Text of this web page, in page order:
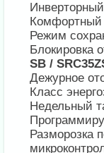
Комфортный
Режим
Блокировка
SB /
Дежурное
Класс
Недельный
Разморозка